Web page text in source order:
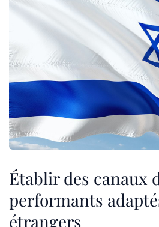
Établir des canaux
performants
étrangers